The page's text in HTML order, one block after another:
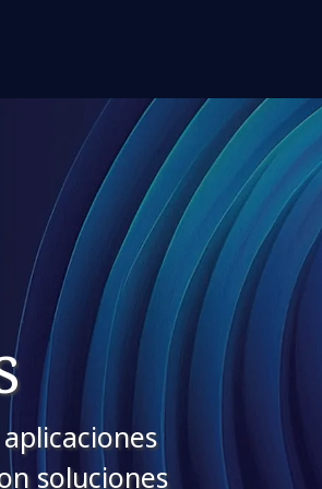
soluciones